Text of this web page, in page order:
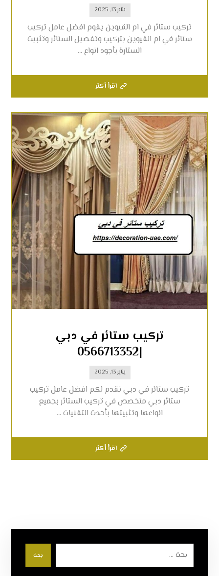
يناير 13, 2025
تركيب ستائر في ام القيوين يقوم افضل عامل تركيب
ستائر في ام القيوين بتركيب وتفصيل الستائر وتثبيت
الستارة بأجود انواع ...
اقرأ أكثر
تركيب ستائر في دبي
|0566713352
يناير 13, 2025
تركيب ستائر في دبي نقدم لكم افضل عامل تركيب
ستائر دبي متخصص في تركيب الستائر بجميع
انواعها وتثبيتها بأحدث التقنيات ...
اقرأ أكثر
بحث